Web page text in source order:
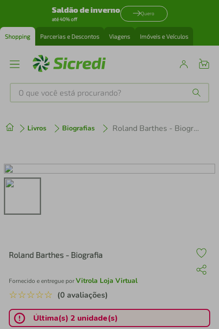
Saldão de inverno
até 40% off
Quero
Shopping Parcerias e Descontos Viagens Imóveis e Veículos
O que você está procurando?
Livros Biografias Roland Barthes - Biografia
Roland Barthes - Biografia
Fornecido e entregue porVitrola Loja Virtual
☆☆☆☆☆ (0 avaliações)
Última(s) 2 unidade(s)
2º cafeteira